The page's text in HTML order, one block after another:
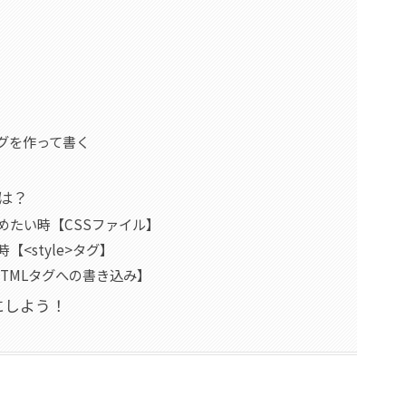
作って書く
？
い時【CSSファイル】
【<style>タグ】
タグへの書き込み】
よう！